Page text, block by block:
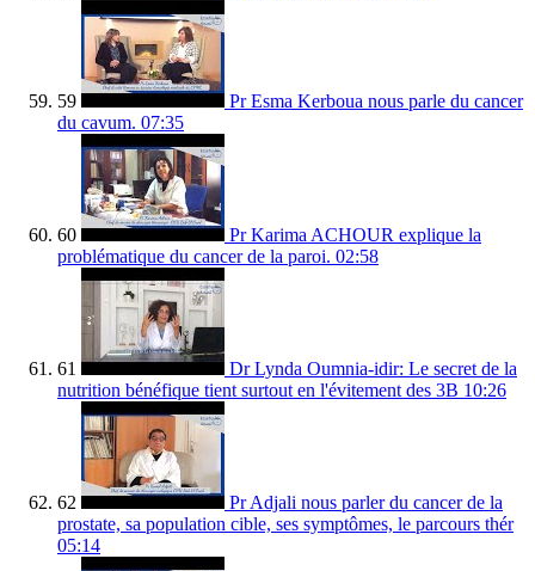
59
Pr Esma Kerboua nous parle du cancer
du cavum. 07:35
60
Pr Karima ACHOUR explique la
problématique du cancer de la paroi. 02:58
61
Dr Lynda Oumnia-idir: Le secret de la
nutrition bénéfique tient surtout en l'évitement des 3B 10:26
62
Pr Adjali nous parler du cancer de la
prostate, sa population cible, ses symptômes, le parcours thér
05:14